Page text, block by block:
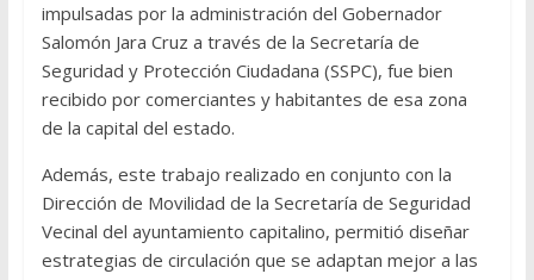
impulsadas por la administración del Gobernador
Salomón Jara Cruz a través de la Secretaría de
Seguridad y Protección Ciudadana (SSPC), fue bien
recibido por comerciantes y habitantes de esa zona
de la capital del estado.
Además, este trabajo realizado en conjunto con la
Dirección de Movilidad de la Secretaría de Seguridad
Vecinal del ayuntamiento capitalino, permitió diseñar
estrategias de circulación que se adaptan mejor a las